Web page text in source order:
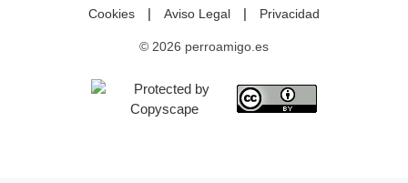
Cookies | Aviso Legal | Privacidad
© 2026 perroamigo.es